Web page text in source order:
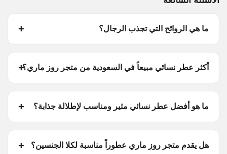
ما هي الروائح التي تجذب الرجال؟
أكثر عطر نسائي مبيعاً في السعودية من متجر روز ماري؟
ما هو أفضل عطر نسائي مثير ومناسب لإطلالة جذابة؟
هل يقدم متجر روز ماري عطوراً مناسبة لكلا الجنسين؟